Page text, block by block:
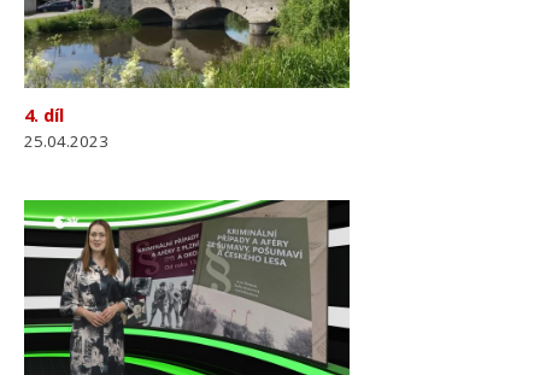
4. díl
25.04.2023